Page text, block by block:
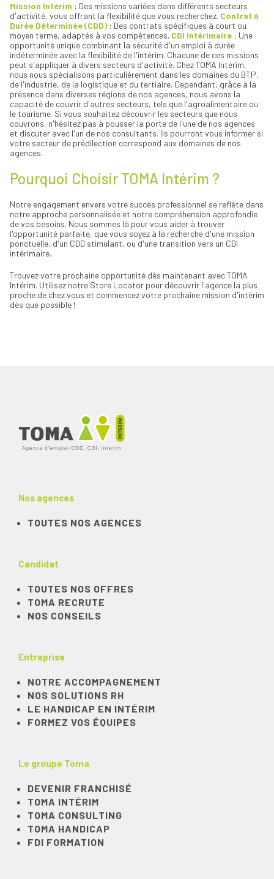
Mission Intérim : Des missions variées dans différents secteurs
d'activité, vous offrant la flexibilité que vous recherchez. Contrat à
Durée Déterminée (CDD) : Des contrats spécifiques à court ou
moyen terme, adaptés à vos compétences. CDI Intérimaire : Une
opportunité unique combinant la sécurité d'un emploi à durée
indéterminée avec la flexibilité de l'intérim. Chacune de ces missions
peut s'appliquer à divers secteurs d'activité. Chez TOMA Intérim,
nous nous spécialisons particulièrement dans les domaines du BTP,
de l'industrie, de la logistique et du tertiaire. Cependant, grâce à la
présence dans diverses régions de nos agences, nous avons la
capacité de couvrir d'autres secteurs, tels que l'agroalimentaire ou
le tourisme. Si vous souhaitez découvrir les secteurs que nous
couvrons, n'hésitez pas à pousser la porte de l'une de nos agences
et discuter avec l'un de nos consultants. Ils pourront vous informer si
votre secteur de prédilection correspond aux domaines de nos
agences.
Pourquoi Choisir TOMA Intérim ?
Notre engagement envers votre succès professionnel se reflète dans
notre approche personnalisée et notre compréhension approfondie
de vos besoins. Nous sommes là pour vous aider à trouver
l'opportunité parfaite, que vous soyez à la recherche d'une mission
ponctuelle, d'un CDD stimulant, ou d'une transition vers un CDI
intérimaire.
Trouvez votre prochaine opportunité dès maintenant avec TOMA
Intérim. Utilisez notre Store Locator pour découvrir l'agence la plus
proche de chez vous et commencez votre prochaine mission d'intérim
dès que possible !
Nos agences
TOUTES NOS AGENCES
Candidat
TOUTES NOS OFFRES
TOMA RECRUTE
NOS CONSEILS
Entreprise
NOTRE ACCOMPAGNEMENT
NOS SOLUTIONS RH
LE HANDICAP EN INTÉRIM
FORMEZ VOS ÉQUIPES
Le groupe Toma
DEVENIR FRANCHISÉ
TOMA INTÉRIM
TOMA CONSULTING
TOMA HANDICAP
FDI FORMATION